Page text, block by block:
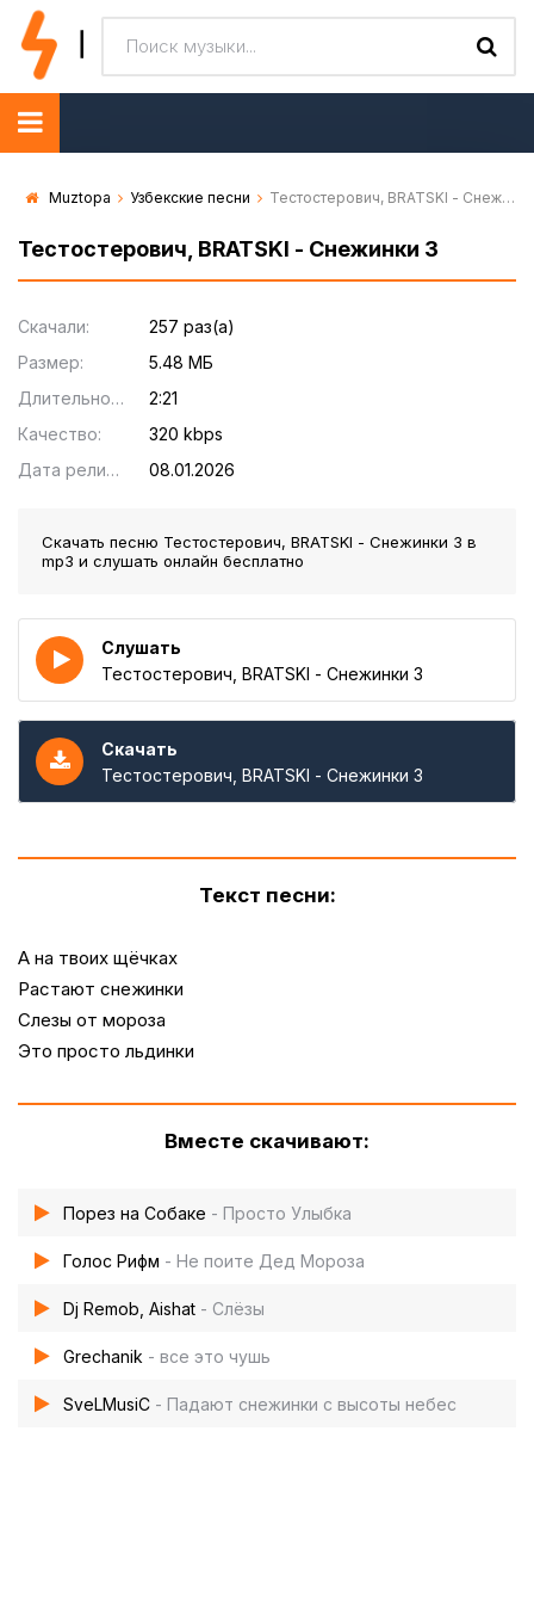
Muztopa Узбекские песни Тестостерович, BRATSKI - Снежинки 3
Тестостерович, BRATSKI - Снежинки 3
Скачали:
257 раз(а)
Размер:
5.48 МБ
Длительность:
2:21
Качество:
320 kbps
Дата релиза:
08.01.2026
Скачать песню Тестостерович, BRATSKI - Снежинки 3 в
mp3 и слушать онлайн бесплатно
Слушать
Тестостерович, BRATSKI - Снежинки 3
Скачать
Тестостерович, BRATSKI - Снежинки 3
Текст песни:
А на твоих щёчках
Растают снежинки
Слезы от мороза
Это просто льдинки
Вместе скачивают:
Порез на Собаке - Просто Улыбка
Голос Рифм - Не поите Дед Мороза
Dj Remob, Aishat - Слёзы
Grechanik - все это чушь
SveLMusiC - Падают снежинки с высоты небес